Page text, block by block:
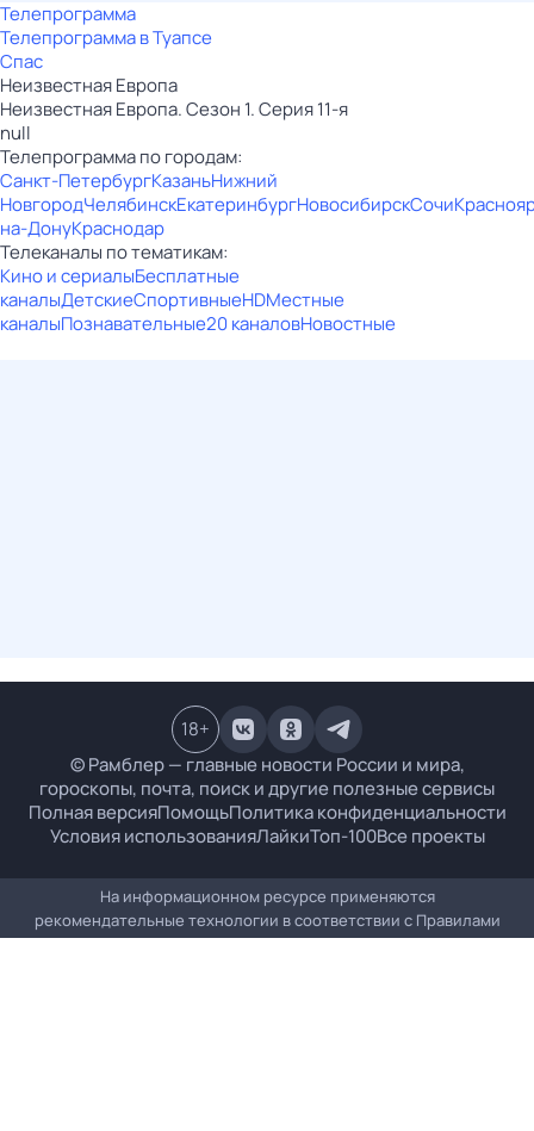
Телепрограмма
Телепрограмма в Туапсе
Спас
Неизвестная Европа
Неизвестная Европа. Сезон 1. Серия 11-я
null
Телепрограмма по городам:
Санкт-ПетербургКазаньНижний
НовгородЧелябинскЕкатеринбургНовосибирскСочи
на-ДонуКраснодар
Телеканалы по тематикам:
Кино и сериалыБесплатные
каналыДетскиеСпортивныеHDМестные
каналыПознавательные20 каналовНовостные
© Рамблер — главные новости России и мира,
гороскопы, почта, поиск и другие полезные сервисы
Полная версияПомощьПолитика конфиденциальности
Условия использованияЛайкиТоп-100Все проекты
18+
На информационном ресурсе применяются
рекомендательные технологии в соответствии с Правилами